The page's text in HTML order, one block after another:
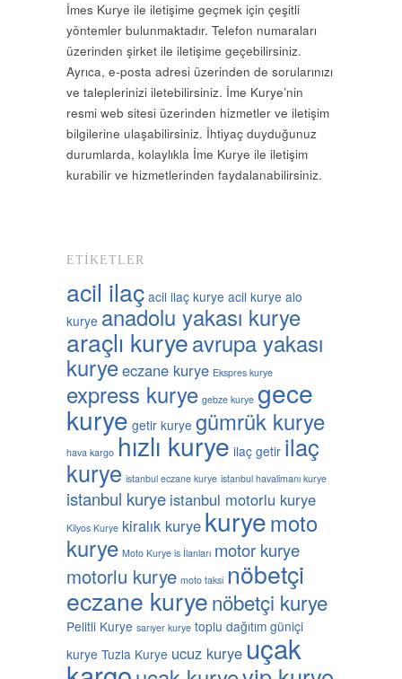
İmes Kurye ile iletişime geçmek için çeşitli
yöntemler bulunmaktadır. Telefon numaraları
üzerinden şirket ile iletişime geçebilirsiniz.
Ayrıca, e-posta adresi üzerinden de sorularınızı
ve taleplerinizi iletebilirsiniz. İme Kurye’nin
resmi web sitesi üzerinden hizmetler ve iletişim
bilgilerine ulaşabilirsiniz. İhtiyaç duyduğunuz
durumlarda, kolaylıkla İme Kurye ile iletişim
kurabilir ve hizmetlerinden faydalanabilirsiniz.
ETIKETLER
acil ilaç acil ilaç kurye acil kurye alo
kurye anadolu yakası kurye
araçlı kuryeavrupa yakası
kuryeeczane kurye Ekspres kurye
express kurye gebze kurye gece
kurye getir kurye gümrük kurye
hava kargo hızlı kurye ilaç getir ilaç
kurye istanbul eczane kurye istanbul havalimanı kurye
istanbul kurye istanbul motorlu kurye
Kilyos Kurye kiralık kurye kuryemoto
kurye Moto Kurye is İlanları motor kurye
motorlu kurye moto taksi nöbetçi
eczane kuryenöbetçi kurye
Pelitli Kurye sarıyer kurye toplu dağıtım güniçi
kurye Tuzla Kurye ucuz kurye uçak